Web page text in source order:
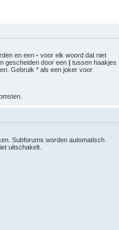
en een - voor elk woord dat niet
gescheiden door een | tussen haakjes
Gebruik * als een joker voor
Subforums worden automatisch
uitschakelt.